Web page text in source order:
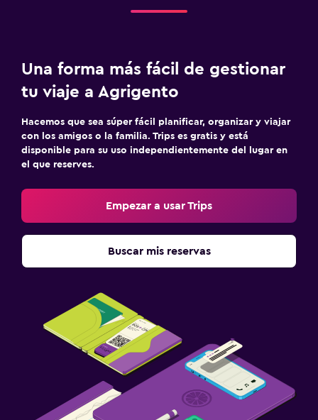
Lavandería
Una forma más fácil de gestionar
tu viaje a Agrigento
Hacemos que sea súper fácil planificar, organizar y viajar
con los amigos o la familia. Trips es gratis y está
disponible para su uso independientemente del lugar en
el que reserves.
Empezar a usar Trips
Buscar mis reservas